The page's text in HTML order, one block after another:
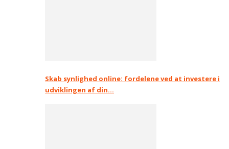
Skab synlighed online: fordelene ved at investere i
udviklingen af din…